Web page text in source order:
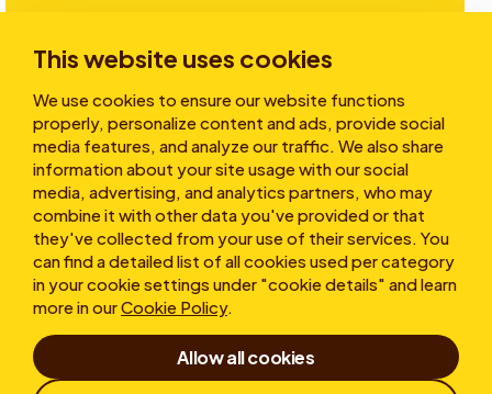
This website uses cookies
We use cookies to ensure our website functions
properly, personalize content and ads, provide social
media features, and analyze our traffic. We also share
information about your site usage with our social
media, advertising, and analytics partners, who may
combine it with other data you've provided or that
they've collected from your use of their services. You
can find a detailed list of all cookies used per category
in your cookie settings under "cookie details" and learn
more in ourCookie Policy.
Allow all cookies
Aller plus loin
A propos
Conditions d’utilisation
Déclaration de confidentialité